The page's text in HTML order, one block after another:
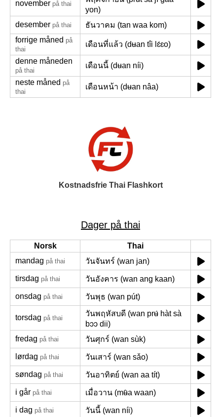
november på thai
yon)
desember på thai
ธันวาคม (tan waa kom)
forrige måned på
thai
เดือนที่แล้ว (dʉan tîi lɛ́ɛo)
denne måneden
på thai
เดือนนี้ (dʉan níi)
neste måned på
thai
เดือนหน้า (dʉan nâa)
Kostnadsfrie Thai Flashkort
Dager på thai
Norsk
Thai
mandag på thai วันจันทร์ (wan jan)
tirsdag på thai วันอังคาร (wan ang kaan)
onsdag på thai วันพุธ (wan pút)
torsdag på thai
วันพฤหัสบดี (wan prʉ́ hàt sà
bɔɔ dii)
fredag på thai วันศุกร์ (wan sùk)
lørdag på thai วันเสาร์ (wan sǎo)
søndag på thai วันอาทิตย์ (wan aa tít)
i går på thai เมื่อวาน (mʉ̂a waan)
i dag på thai วันนี้ (wan níi)